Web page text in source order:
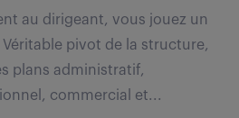
au dirigeant, vous jouez un
pivot de la structure,
plans administratif,
commercial et...